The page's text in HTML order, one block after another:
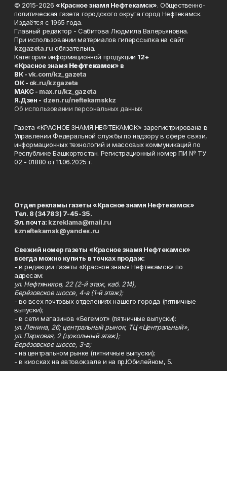
© 2015-2026 «Красное знамя Нефтекамск». Общественно-
политическая газета городского округа город Нефтекамск.
Издаётся с 1965 года.
Главный редактор - Сабитова Людмила Валерьяновна.
При использовании материалов гиперссылка на сайт
kzgazeta.ru обязательна.
Категория информационной продукции 12+
«Красное знамя Нефтекамск» в
ВК -vk.com/kz_gazeta
ОК - ok.ru/kzgazeta
MAKC - max.ru/kz_gazeta
Я.Дзен - dzen.ru/neftekamskkz
Об использовании персональных данных
Газета «КРАСНОЕ ЗНАМЯ НЕФТЕКАМСК» зарегистрирована в
Управлении Федеральной службы по надзору в сфере связи,
информационных технологий и массовых коммуникаций по
Республике Башкортостан. Регистрационный номер ПИ № ТУ
02 - 01880 от 11.06.2025 г.
Отдел рекламы газеты «Красное знамя Нефтекамск»
Тел. 8 (34783) 7-45-35.
Эл. почта: kzreklama@mail.ru
kzneftekamsk@yandex.ru
Свежий номер газеты «Красное знамя Нефтекамск»
всегда можно купить в точках продаж:
- в редакции газеты «Красное знамя Нефтекамск» по
адресам:
ул. Нефтяников, 22 (2-й этаж, каб. 214),
Берёзовское шоссе, 4-а (1-й этаж);
- во всех почтовых отделениях нашего города (пятничные
выпуски);
- в сети магазинов «Бегемот» (пятничные выпуски):
ул. Ленина, 26; центральный рынок, ТЦ «Центральный»,
ул. Парковая, 2 (цокольный этаж);
Берёзовское шоссе, 3-в;
- на центральном рынке (пятничные выпуски);
- в киосках на автовокзале и на пр.Юбилейном, 5.